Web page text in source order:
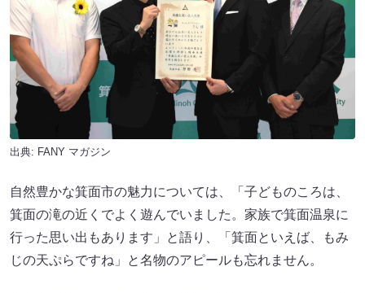
出典: FANY マガジン
自然豊かな箕面市の魅力については、「子どものころは、
箕面の滝の近くでよく遊んでいました。家族で箕面温泉に
行った思い出もあります」と語り、「箕面といえば、もみ
じの天ぷらですね」と名物のアピールも忘れません。